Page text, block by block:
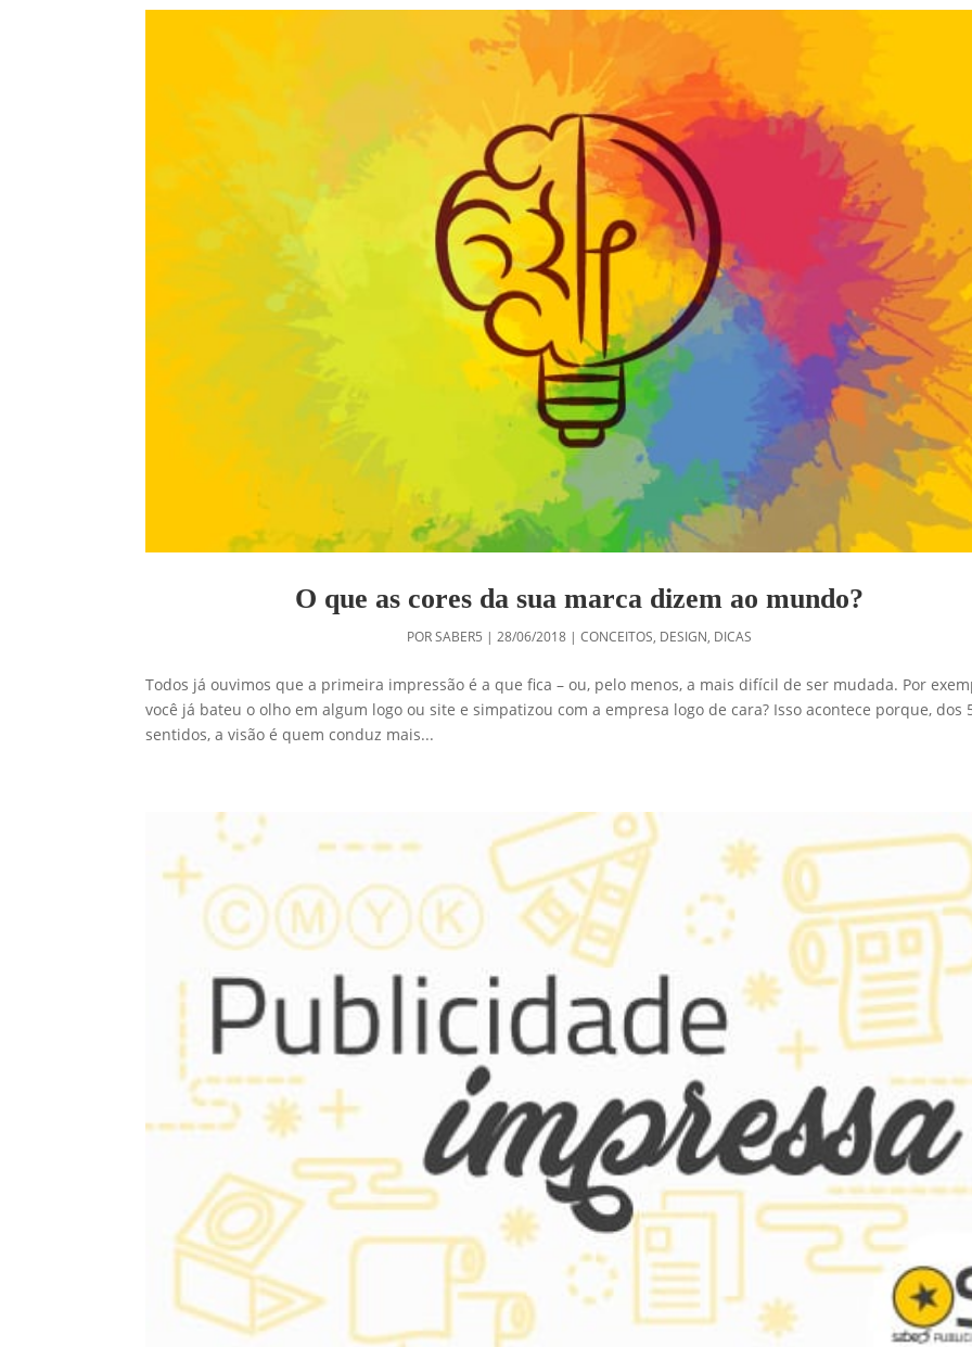
O que as cores da sua marca dizem ao mundo?
PORSABER5 | 28/06/2018| CONCEITOS, DESIGN, DICAS
Todos já ouvimos que a primeira impressão é a que fica – ou, pelo menos, a mais difícil de ser mudada. Por
você já bateu o olho em algum logo ou site e simpatizou com a empresa logo de cara? Isso acontece porque, dos
sentidos, a visão é quem conduz mais...